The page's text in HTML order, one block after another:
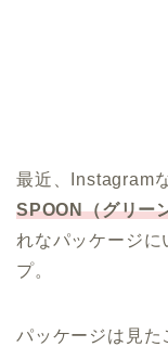
最近、Instagram
SPOON（グリー
れなパッケージ
プ。
パッケージは見た